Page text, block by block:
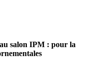
salon IPM : pour la